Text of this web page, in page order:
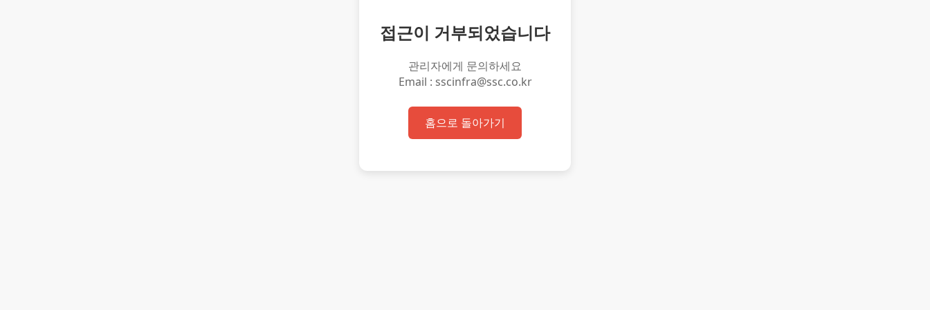
접근이 거부되었습니다
관리자에게 문의하세요
Email : sscinfra@ssc.co.kr
홈으로 돌아가기